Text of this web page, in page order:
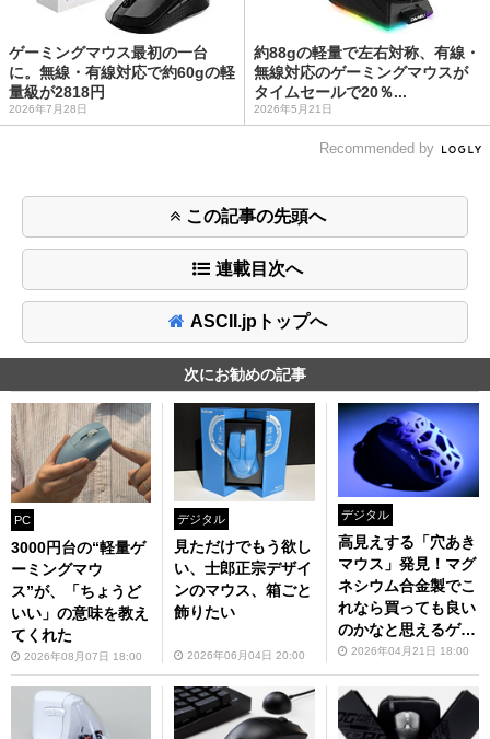
ゲーミングマウス最初の一台
に。無線・有線対応で約60gの軽
量級が2818円
2026年7月28日
約88gの軽量で左右対称、有線・
無線対応のゲーミングマウスが
タイムセールで20％...
2026年5月21日
Recommended by
この記事の先頭へ
連載目次へ
ASCII.jpトップへ
次にお勧めの記事
PC
3000円台の“軽量ゲ
ーミングマウ
ス”が、「ちょうど
いい」の意味を教え
てくれた
2026年08月07日 18:00
デジタル
見ただけでもう欲し
い、士郎正宗デザイ
ンのマウス、箱ごと
飾りたい
2026年06月04日 20:00
デジタル
高見えする「穴あき
マウス」発見！マグ
ネシウム合金製でこ
れなら買っても良い
のかなと思えるゲー
ミングマウス
2026年04月21日 18:00